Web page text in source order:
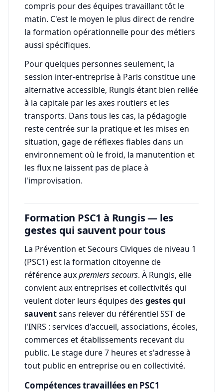
compris pour des équipes travaillant tôt le
matin. C'est le moyen le plus direct de rendre
la formation opérationnelle pour des métiers
aussi spécifiques.
Pour quelques personnes seulement, la
session inter-entreprise à Paris constitue une
alternative accessible, Rungis étant bien reliée
à la capitale par les axes routiers et les
transports. Dans tous les cas, la pédagogie
reste centrée sur la pratique et les mises en
situation, gage de réflexes fiables dans un
environnement où le froid, la manutention et
les flux ne laissent pas de place à
l'improvisation.
Formation PSC1 à Rungis — les
gestes qui sauvent pour tous
La Prévention et Secours Civiques de niveau 1
(PSC1) est la formation citoyenne de
référence auxpremiers secours. À Rungis, elle
convient aux entreprises et collectivités qui
veulent doter leurs équipes des gestes qui
sauventsans relever du référentiel SST de
l'INRS : services d'accueil, associations, écoles,
commerces et établissements recevant du
public. Le stage dure 7 heures et s'adresse à
tout public en entreprise ou en collectivité.
Compétences travaillées en PSC1